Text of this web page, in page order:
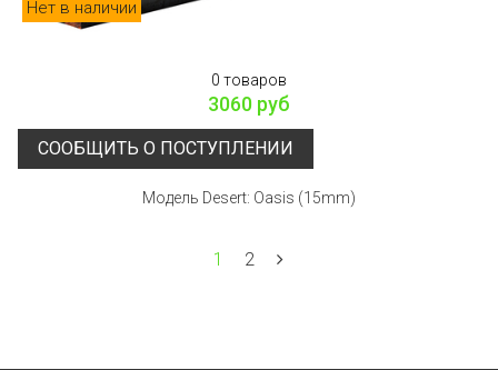
Нет в наличии
0 товаров
3060 руб
СООБЩИТЬ О ПОСТУПЛЕНИИ
Модель Desert: Oasis (15mm)
1 2